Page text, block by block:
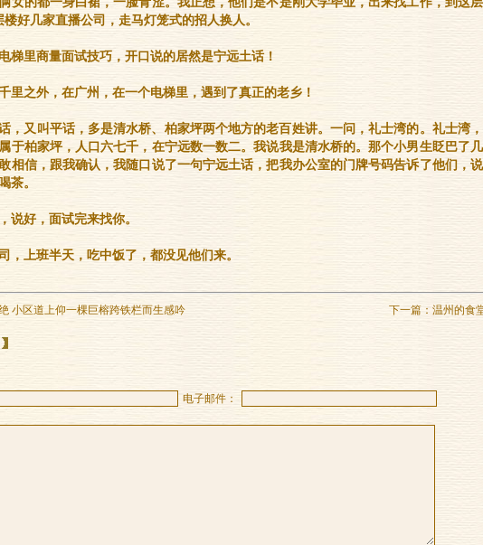
楼好几家直播公司，走马灯笼式的招人换人。
梯里商量面试技巧，开口说的居然是宁远土话！
里之外，在广州，在一个电梯里，遇到了真正的老乡！
，又叫平话，多是清水桥、柏家坪两个地方的老百姓讲。一问，礼士湾的。礼士湾
于柏家坪，人口六七千，在宁远数一数二。我说我是清水桥的。那个小男生眨巴了
相信，跟我确认，我随口说了一句宁远土话，把我办公室的门牌号码告诉了他们，
茶。
说好，面试完来找你。
，上班半天，吃中饭了，都没见他们来。
小区道上仰一棵巨榕跨铁栏而生感吟 下一篇： 温州的食
电子邮件：